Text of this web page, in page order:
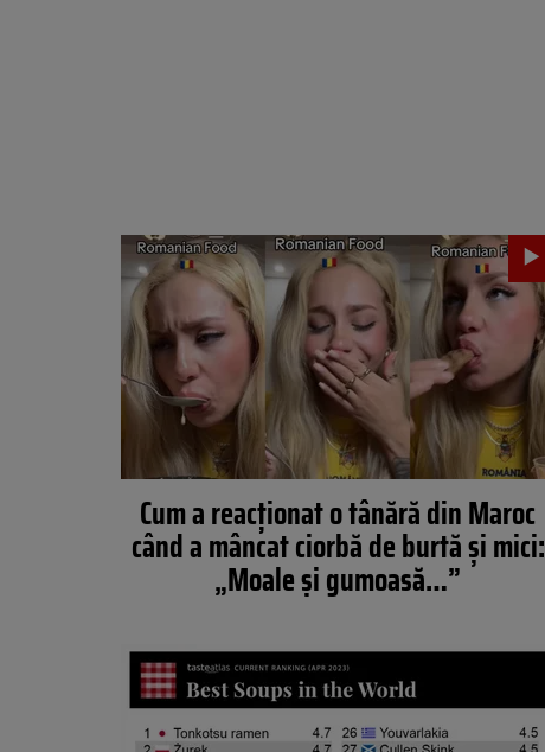
Cum a reacționat o tânără din Maroc
când a mâncat ciorbă de burtă și mici:
„Moale și gumoasă…”